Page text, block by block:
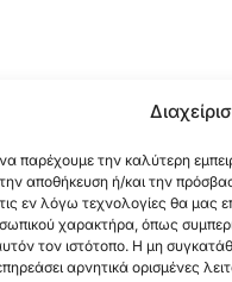
παρέχουμε την καλύτερη
αποθήκευση ή/και την
εν λόγω τεχνολογίες θα μας
χαρακτήρα, όπως
τον ιστότοπο. Η μη
αρνητικά ορισμένες